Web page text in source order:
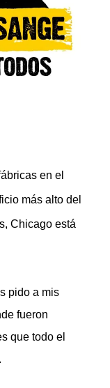
en el
más alto del
Chicago está
pido a mis
fueron
que todo el